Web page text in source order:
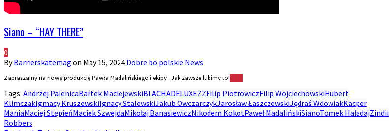
Siano – “HAY THERE”
0
ByBarrierskatemag on May 15, 2024 Dobre bo polskie News
Zapraszamy na nową produkcję Pawła Madalińskiego i ekipy . Jak zawsze lubimy to!
Tags: Andrzej PalenicaBartek MaciejewskiBLACHADELUXEZZFilip PiotrowiczFilip WojciechowskiHubert
KlimczakIgmacy KruszewskiIgnacy StalewskiJakub OwczarczykJarosław ŁaszczewskiJędraś WdowiakKacper
ManiaMaciej StępieńMaciek SzwejdaMikołaj BanasiewiczNikodem KokotPaweł MadalińskiSianoTomek HaładajZindii
Robbers